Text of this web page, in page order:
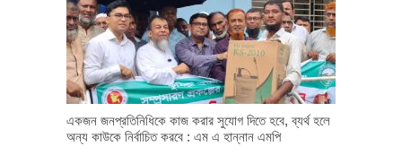
একজন জনপ্রতিনিধিকে কাজ করার সুযোগ দিতে হবে, ব্যর্থ হলে
অন্য কাউকে নির্বাচিত করবে : এম এ হান্নান এমপি